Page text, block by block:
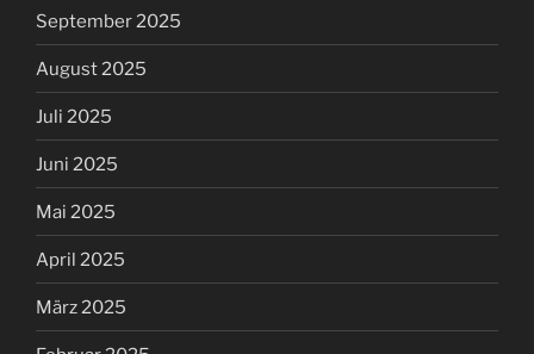
September 2025
August 2025
Juli 2025
Juni 2025
Mai 2025
April 2025
März 2025